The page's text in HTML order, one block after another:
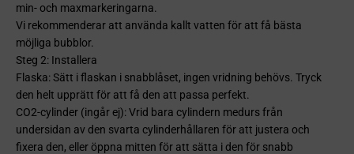
min- och maxmarkeringarna.
Vi rekommenderar att använda kallt vatten för att få bästa
möjliga bubblor.
Steg 2: Installera
Flaska: Sätt i flaskan i snabblåset, ingen vridning behövs. Tryck
den helt upprätt för att få den att passa perfekt.
CO2-cylinder (ingår ej): Vrid bara cylindern medurs från
undersidan av den svarta cylinderhållaren för att justera och
fixera den, eller öppna mitten för att sätta i den för snabb